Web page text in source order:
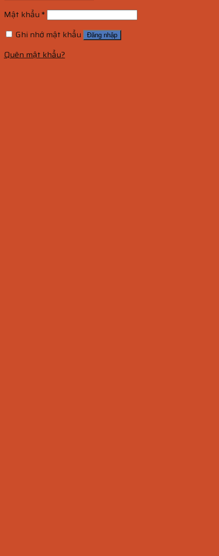
Mật khẩu *
Ghi nhớ mật khẩu
Đăng nhập
Quên mật khẩu?